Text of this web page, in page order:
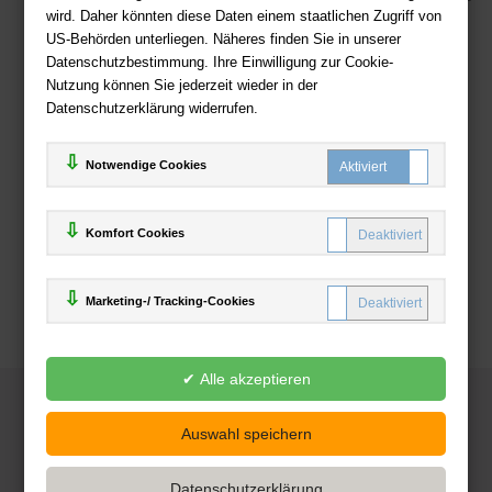
wird. Daher könnten diese Daten einem staatlichen Zugriff von
US-Behörden unterliegen. Näheres finden Sie in unserer
Datenschutzbestimmung. Ihre Einwilligung zur Cookie-
Nutzung können Sie jederzeit wieder in der
Datenschutzerklärung widerrufen.
Notwendige Cookies
Komfort Cookies
Marketing-/ Tracking-Cookies
Zahlweisen
Deutsche-Buchhandlung.de
www.deutsche-buchhandlung.de ist ein Angebot der
Handelsgesellschaft mbH
Powered by Inooga